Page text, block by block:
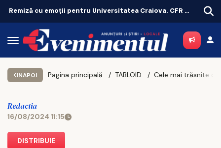
Remiză cu emoții pentru Universitatea Craiova. CFR Cluij, distrusă în Gruia!
INAPOI Pagina principală TABLOID
Redactia
16/08/2024 11:15
DISTRIBUIE